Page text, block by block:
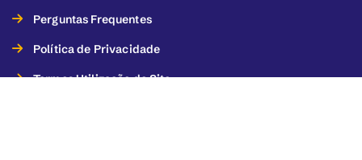
Perguntas Frequentes
Política de Privacidade
Termos Utilização do Site